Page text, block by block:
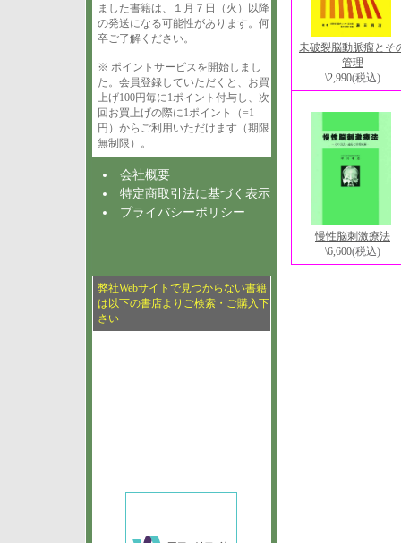
ました書籍は、１月７日（火）以降
の発送になる可能性があります。何
卒ご了解ください。
※ ポイントサービスを開始しまし
た。会員登録していただくと、お買
上げ100円毎に1ポイント付与し、次
回お買上げの際に1ポイント（=1
円）からご利用いただけます（期限
無制限）。
会社概要
特定商取引法に基づく表示
プライバシーポリシー
弊社Webサイトで見つからない書籍
は以下の書店よりご検索・ご購入下
さい
未破裂脳動脈瘤とそ
管理
\2,990(税込)
慢性脳刺激療法
\6,600(税込)